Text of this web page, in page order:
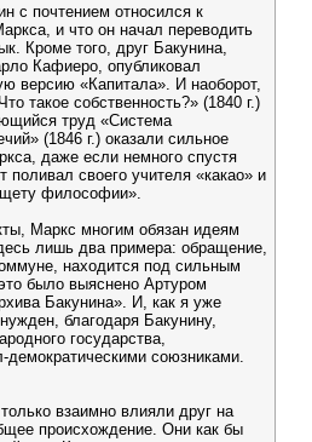
с почтением относился к
и что он начал переводить
Кроме того, друг Бакунина,
Кафиеро, опубликовал
версию «Капитала». И наоборот,
такое собственность?» (1840 г.)
труд «Система
(1846 г.) оказали сильное
даже если немного спустя
поливал своего учителя «какао» и
философии».
Маркс многим обязан идеям
лишь два примера: обращение,
находится под сильным
было выяснено Артуром
Бакунина». И, как я уже
благодаря Бакунину,
государства,
демократическими союзниками.
взаимно влияли друг на
происхождение. Они как бы